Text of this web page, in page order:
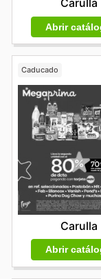
Carulla
Abrir
Caducado
Carulla
Abrir